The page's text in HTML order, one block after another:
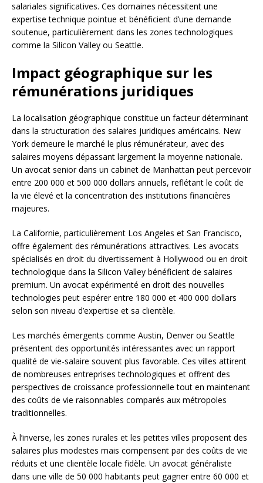
salariales significatives. Ces domaines nécessitent une
expertise technique pointue et bénéficient d’une demande
soutenue, particulièrement dans les zones technologiques
comme la Silicon Valley ou Seattle.
Impact géographique sur les
rémunérations juridiques
La localisation géographique constitue un facteur déterminant
dans la structuration des salaires juridiques américains. New
York demeure le marché le plus rémunérateur, avec des
salaires moyens dépassant largement la moyenne nationale.
Un avocat senior dans un cabinet de Manhattan peut percevoir
entre 200 000 et 500 000 dollars annuels, reflétant le coût de
la vie élevé et la concentration des institutions financières
majeures.
La Californie, particulièrement Los Angeles et San Francisco,
offre également des rémunérations attractives. Les avocats
spécialisés en droit du divertissement à Hollywood ou en droit
technologique dans la Silicon Valley bénéficient de salaires
premium. Un avocat expérimenté en droit des nouvelles
technologies peut espérer entre 180 000 et 400 000 dollars
selon son niveau d’expertise et sa clientèle.
Les marchés émergents comme Austin, Denver ou Seattle
présentent des opportunités intéressantes avec un rapport
qualité de vie-salaire souvent plus favorable. Ces villes attirent
de nombreuses entreprises technologiques et offrent des
perspectives de croissance professionnelle tout en maintenant
des coûts de vie raisonnables comparés aux métropoles
traditionnelles.
À l’inverse, les zones rurales et les petites villes proposent des
salaires plus modestes mais compensent par des coûts de vie
réduits et une clientèle locale fidèle. Un avocat généraliste
dans une ville de 50 000 habitants peut gagner entre 60 000 et